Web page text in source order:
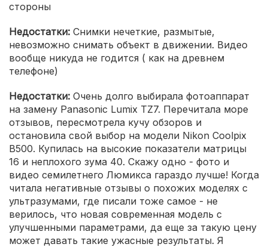
стороны
Недостатки: Снимки нечеткие, размытые,
невозможно снимать объект в движении. Видео
вообще никуда не годится ( как на древнем
телефоне)
Недостатки: Очень долго выбирала фотоаппарат
на замену Panasonic Lumix TZ7. Перечитала море
отзывов, пересмотрела кучу обзоров и
остановила свой выбор на модели Nikon Coolpix
B500. Купилась на высокие показатели матрицы
16 и неплохого зума 40. Скажу одно - фото и
видео семилетнего Люмикса гараздо лучше! Когда
читала негативные отзывы о похожих моделях с
ультразумами, где писали тоже самое - не
верилось, что новая современная модель с
улучшенными параметрами, да еще за такую цену
может давать такие ужасные результаты. Я